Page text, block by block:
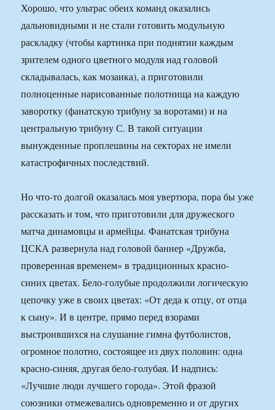
Хорошо, что ультрас обеих команд оказались
дальновидными и не стали готовить модульную
раскладку (чтобы картинка при поднятии каждым
зрителем одного цветного модуля над головой
складывалась, как мозаика), а приготовили
полноценные нарисованные полотнища на каждую
заворотку (фанатскую трибуну за воротами) и на
центральную трибуну С. В такой ситуации
вынужденные проплешины на секторах не имели
катастрофичных последствий.
Но что-то долгой оказалась моя увертюра, пора бы уже
рассказать и том, что приготовили для дружеского
матча динамовцы и армейцы. Фанатская трибуна
ЦСКА развернула над головой баннер «Дружба,
проверенная временем» в традиционных красно-
синих цветах. Бело-голубые продолжили логическую
цепочку уже в своих цветах: «От деда к отцу, от отца
к сыну». И в центре, прямо перед взорами
выстроившихся на слушание гимна футболистов,
огромное полотно, состоящее из двух половин: одна
красно-синяя, другая бело-голубая. И надпись:
«Лучшие люди лучшего города». Этой фразой
союзники отмежевались одновременно и от других